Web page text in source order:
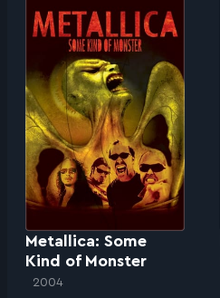
Metallica: Some
Kind of Monster
2004